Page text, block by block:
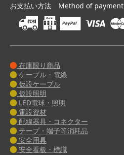
お支払い方法 Method of payment
在庫限り商品
ケーブル・電線
仮設ケーブル
仮設照明
LED電球・照明
電設資材
配線器具・コネクター
テープ・端子等消耗品
安全用具
安全看板・標識